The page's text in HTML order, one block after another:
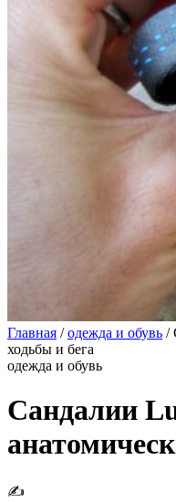
Главная / одежда и обувь /
ходьбы и бега
одежда и обувь
Сандалии
✍